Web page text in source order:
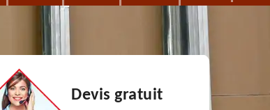
Devis gratuit